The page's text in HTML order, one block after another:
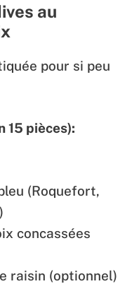
au
pour si peu
15 pièces):
(Roquefort,
concassées
raisin (optionnel)